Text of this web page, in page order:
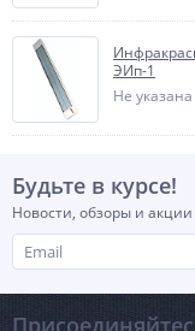
ЭИп-1
Не
Будьте в курсе!
Новости, обзоры и акции